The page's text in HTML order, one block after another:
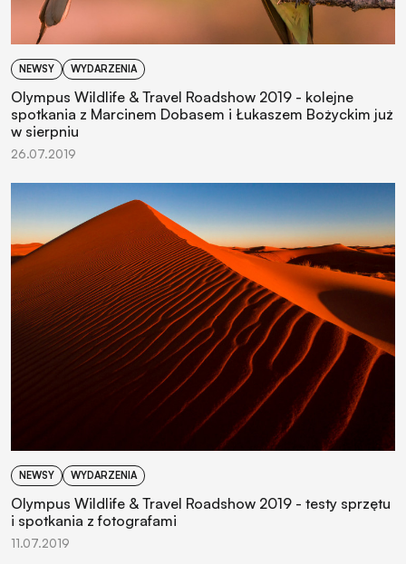
NEWSY WYDARZENIA
Olympus Wildlife & Travel Roadshow 2019 - kolejne
spotkania z Marcinem Dobasem i Łukaszem Bożyckim już
w sierpniu
26.07.2019
NEWSY WYDARZENIA
Olympus Wildlife & Travel Roadshow 2019 - testy sprzętu
i spotkania z fotografami
11.07.2019